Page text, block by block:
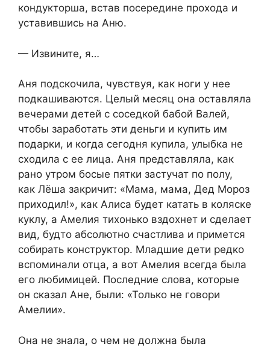
кондукторша, встав посередине прохода и
уставившись на Аню.
— Извините, я…
Аня подскочила, чувствуя, как ноги у нее
подкашиваются. Целый месяц она оставляла
вечерами детей с соседкой бабой Валей,
чтобы заработать эти деньги и купить им
подарки, и когда сегодня купила, улыбка не
сходила с ее лица. Аня представляла, как
рано утром босые пятки застучат по полу,
как Лёша закричит: «Мама, мама, Дед Мороз
приходил!», как Алиса будет катать в коляске
куклу, а Амелия тихонько вздохнет и сделает
вид, будто абсолютно счастлива и примется
собирать конструктор. Младшие дети редко
вспоминали отца, а вот Амелия всегда была
его любимицей. Последние слова, которые
он сказал Ане, были: «Только не говори
Амелии».
Она не знала, о чем не должна была